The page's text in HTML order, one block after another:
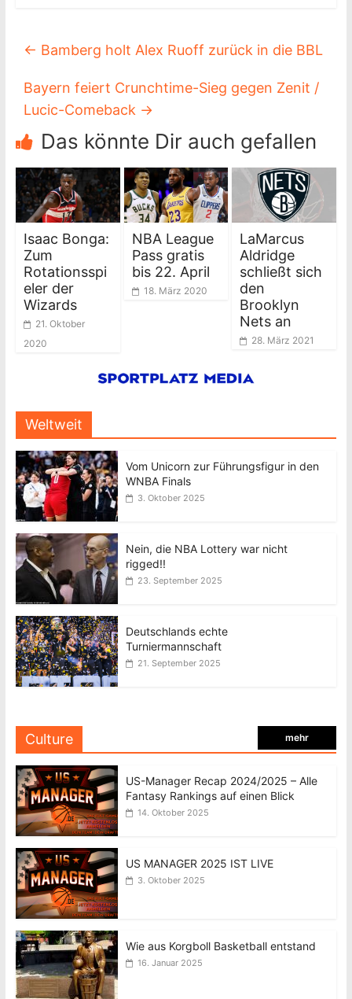
← Bamberg holt Alex Ruoff zurück in die BBL
Bayern feiert Crunchtime-Sieg gegen Zenit /
Lucic-Comeback →
Das könnte Dir auch gefallen
Isaac Bonga:
Zum
Rotationsspi
eler der
Wizards
21. Oktober
2020
NBA League
Pass gratis
bis 22. April
18. März 2020
LaMarcus
Aldridge
schließt sich
den
Brooklyn
Nets an
28. März 2021
Weltweit
Vom Unicorn zur Führungsfigur in den
WNBA Finals
3. Oktober 2025
Nein, die NBA Lottery war nicht
rigged!!
23. September 2025
Deutschlands echte
Turniermannschaft
21. September 2025
Culture mehr
US-Manager Recap 2024/2025 – Alle
Fantasy Rankings auf einen Blick
14. Oktober 2025
US MANAGER 2025 IST LIVE
3. Oktober 2025
Wie aus Korgboll Basketball entstand
16. Januar 2025